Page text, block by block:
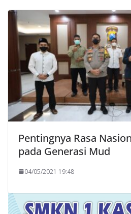
Pentingnya Rasa
pada Generasi Mud
04/05/2021 19:48